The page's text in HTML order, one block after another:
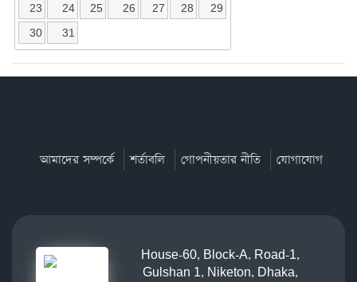
23
24 25 26 27 28
29
30
31
আমাদের সম্পর্কে শর্তাবলি গোপনীয়তার নীতি যোগাযোগ
House-60, Block-A, Road-1,
Gulshan 1, Niketon, Dhaka,